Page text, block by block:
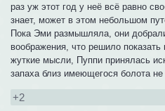
раз уж этот год у неё всё равно
знает, может в этом небольшом
Пока Эми размышляла, они
воображения, что решило показать
жуткие мысли, Пуппи принялась
запаха близ имеющегося болота
+2